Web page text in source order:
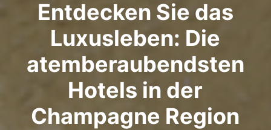
Entdecken Sie das
Luxusleben: Die
atemberaubendsten
Hotels in der
Champagne Region